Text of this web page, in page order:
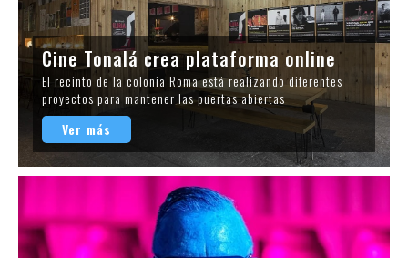
Cine Tonalá crea plataforma online
El recinto de la colonia Roma está realizando diferentes
proyectos para mantener las puertas abiertas
Ver más